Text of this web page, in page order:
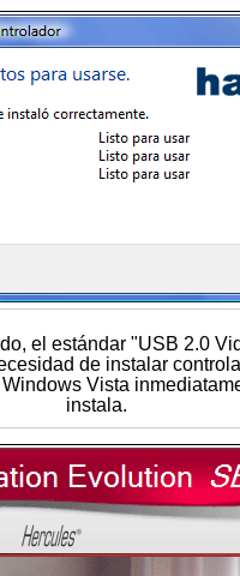
el estándar "USB 2.0
de instalar
Vista
instala.